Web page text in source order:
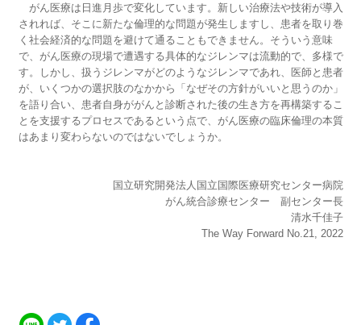
がん医療は日進月歩で変化しています。新しい治療法や技術が導入
されれば、そこに新たな倫理的な問題が発生しますし、患者を取り巻
く社会経済的な問題を避けて通ることもできません。そういう意味
で、がん医療の現場で遭遇する具体的なジレンマは流動的で、多様で
す。しかし、扱うジレンマがどのようなジレンマであれ、医師と患者
が、いくつかの選択肢のなかから「なぜその方針がいいと思うのか」
を語り合い、患者自身ががんと診断された後の生き方を再構築するこ
とを支援するプロセスであるという点で、がん医療の臨床倫理の本質
はあまり変わらないのではないでしょうか。
国立研究開発法人国立国際医療研究センター病院
がん統合診療センター 副センター長
清水千佳子
The Way Forward No.21, 2022